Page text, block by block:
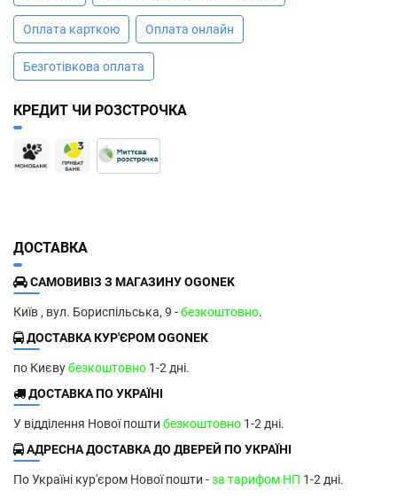
Оплата карткою Оплата онлайн
Безготівкова оплата
КРЕДИТ ЧИ РОЗСТРОЧКА
ДОСТАВКА
САМОВИВІЗ З МАГАЗИНУ OGONEK
Київ , вул. Бориспільська, 9 -безкоштовно.
ДОСТАВКА КУР'ЄРОМ OGONEK
по Києвубезкоштовно 1-2 дні.
ДОСТАВКА ПО УКРАЇНІ
У відділення Нової пошти безкоштовно 1-2 дні.
АДРЕСНА ДОСТАВКА ДО ДВЕРЕЙ ПО УКРАЇНІ
По Україні кур'єром Нової пошти -за тарифом НП 1-2 дні.